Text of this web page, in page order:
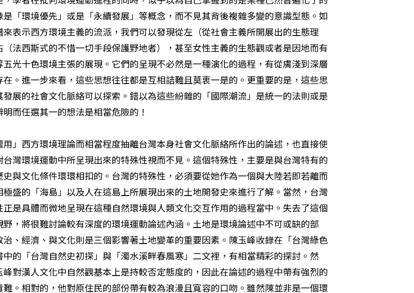
是「環境優先」或是「永續發展」等概念，而不見其背後複雜多變的意識型態。如
來表示西方環境主義的流派，我們可以發現從左（從社會主義所開展出的生態理
（法西斯式的不惜一切手段保護野地者），甚至女性主義的生態觀或者是因地而有
五光十色環境主張的展現。它們的呈現不必然是一種演化的過程，有從膚淺到深層
在。進一步來看，這些思想往往都是互相詰難且莫衷一是的。更重要的是，這些思
發展的社會文化脈絡可以探索。錯以為這些紛雜的「國際潮流」是統一的法則或是
而任選其一的想法是相當危險的！
用」西方環境理論而相當程度抽離台灣本身社會文化脈絡所作出的論述，也直接使
台灣環境運動中所呈現出來的特殊性視而不見。這個特殊性，主要是與台灣特有的
史與文化條件環環相扣的。台灣的特殊性，必須要從她作為一個與大陸若即若離而
極盛的「海島」以及人在這島上所展現出來的土地開發史來進行了解。當然，台灣
正是具體而微地呈現在這種自然環境與人類文化交互作用的過程當中。失去了這個
野，將很難討論較有深度的環境運動論述內涵。土地是環境論述中不可或缺的部
治、經濟、與文化則是三個影響著土地變革的重要因素。陳玉峰收錄在「台灣綠色
中的「台灣自然史初探」與「濁水溪畔春風寒」二文裡，有相當精彩的探討。然
峰對漢人文化中自然觀基本上是持較否定態度的，因此在論述的過程中帶有強烈的
難。相對的，他對原住民的部份帶有較為浪漫且寬容的口吻。雖然陳並非是一個環